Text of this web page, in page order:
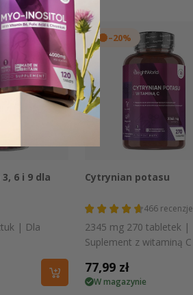
6 i 9 dla
| Dla
–20%
Szybki podgląd
Cytrynian potasu
466 recenzje
2345 mg 270 tabletek |
Suplement z witaminą C
Cena
regularna
77,99 zł
W magazynie